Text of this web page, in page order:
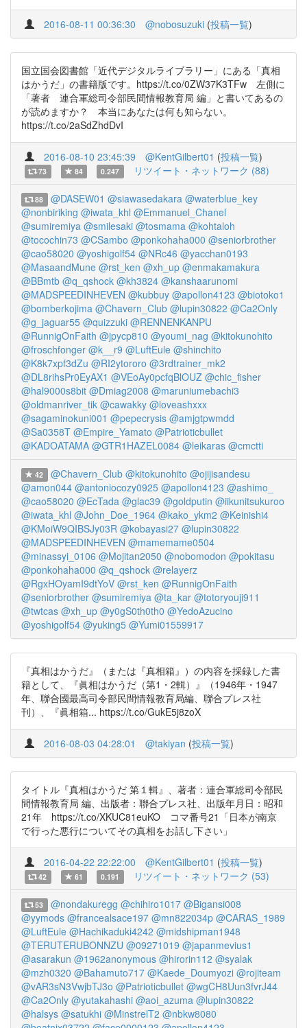
2016-08-11 00:36:30 @nobosuzuki (投稿一覧)
国立国会図書館「近代デジタルライブラリー」にある「真相
はかうだ」の書籍版です。https://t.co/0ZW37K3TFw 左側に
「著者 連合軍総司令部民間情報教育局 編」と書いてあるの
が読めますか？ 本当にあなたは何も知らない。
https://t.co/2aSdZhdDvI
2016-08-10 23:45:39 @KentGilbert01 (投稿一覧)
73 84 0.247 リツイート・ネットワーク (88)
88 @DASEW01 @siawasedakara @waterblue_key
@nonbiriking @iwata_khl @Emmanuel_Chanel
@sumiremiya @smilesaki @tosmama @kohtaloh
@tocochin73 @CSambo @ponkohaha000 @seniorbrother
@cao58020 @yoshigolf54 @NRc46 @yacchan0193
@MasaandMune @rst_ken @xh_up @enmakamakura
@BBmtb @q_qshock @kh3824 @kanshaarunomi
@MADSPEEDINHEVEN @kubbuy @apollon4123 @biotoko1
@bomberkojima @Chavern_Club @lupin30822 @Ca2Only
@g_jaguar55 @quizzuki @RENNENKANPU
@RunnigOnFaith @jpycp810 @youmi_nag @kitokunohito
@froschfonger @k__r9 @LuftEule @shinchito
@K8k7xpf3dZu @RI2ytororo @3rdtrainer_mk2
@DL8rihsPr0EyAX1 @VEoAy0pcfqBlOUZ @chic_fisher
@hal9000s8bit @Dmiag2008 @maruniumebachi3
@oldmanriver_tik @cawakky @loveashxxx
@sagaminokuni001 @pepecrysis @amjgtpwmdd
@Sa0358T @Empire_Yamato @Patrioticbullet
@KADOATAMA @GTR1HAZEL0084 @leikaras @cmctti
42 @Chavern_Club @kitokunohito @ojijisandesu
@amon044 @antoniocozy0925 @apollon4123 @ashimo_
@cao58020 @EcTada @glac39 @goldputin @iikunitsukuroo
@iwata_khl @John_Doe_1964 @kako_ykm2 @Keinishi4
@KMoiW9QIBSJy03R @kobayasi27 @lupin30822
@MADSPEEDINHEVEN @mamemame0504
@minassyi_0106 @Mojitan2050 @nobomodon @pokitasu
@ponkohaha000 @q_qshock @relayerz
@RgxHOyamI9dtYoV @rst_ken @RunnigOnFaith
@seniorbrother @sumiremiya @ta_kar @totoryouji911
@twtcas @xh_up @y0gS0th0th0 @YedoAzucino
@yoshigolf54 @yuking5 @Yumi01559917
『真相はかうだ』（または『真相箱』）の内容を採録した書
籍として、『眞相はかうだ（第1・2輯）』（1946年・1947
年、聯合國最高司令部民間情報教育局編、聯合プレス社
刊）、『眞相箱... https://t.co/GukE5j8zoX
2016-08-03 04:28:01 @takiyan (投稿一覧)
タイトル『真相はかうだ 第１輯』、著者：連合軍総司令部民
間情報教育局 編、出版者：聯合プレス社、出版年月日：昭和
21年 https://t.co/XKUC81euKO コマ番号21「日本が南京
で行った悪行についてその真相をお話し下さい」
2016-04-22 22:22:00 @KentGilbert01 (投稿一覧)
42 61 0.191 リツイート・ネットワーク (53)
53 @nondakuregg @chihiro1017 @Bigansi008
@yymods @francealsace197 @mn822034p @CARAS_1989
@LuftEule @Hachikaduki4242 @midshipman1948
@TERUTERUBONNZU @09271019 @japanmevius1
@asarakun @1962anonymous @hirorin112 @syalak
@mzh0320 @Bahamuto717 @Kaede_Doumyozi @rojiteam
@vAR3sN3VwjbTJ3o @Patrioticbullet @wgCH8Uun3fvrJ44
@Ca2Only @yutakahashi @aoi_azuma @lupin30822
@halsys @satukhi @MinstrelT2 @nbkw8080